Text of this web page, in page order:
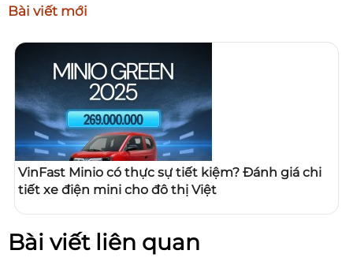
Bài viết mới
VinFast Minio có thực sự tiết kiệm? Đánh giá chi
tiết xe điện mini cho đô thị Việt
Bài viết liên quan